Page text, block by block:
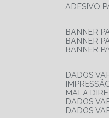
ADESIVO
BANNER
BANNER
BANNER
DADOS
MALA
DADOS
DADOS